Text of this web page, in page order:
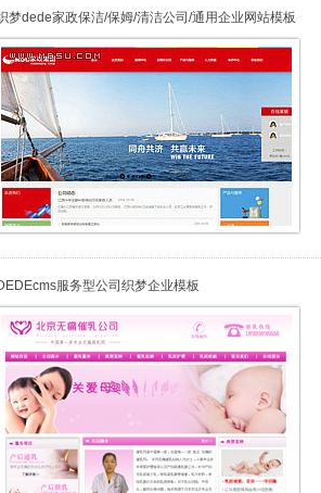
梦dede家政保洁/保姆/清洁公司/通用企业网站模板
带数据）
服务型公司织梦企业模板